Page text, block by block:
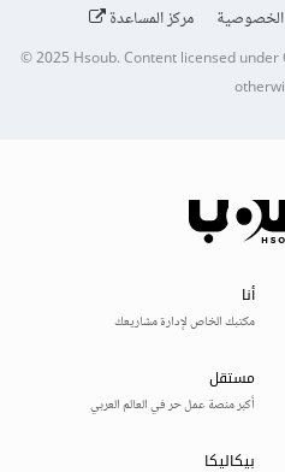
الخصوصية مركز المساعدة
© 2025 Hsoub.Content licensed under